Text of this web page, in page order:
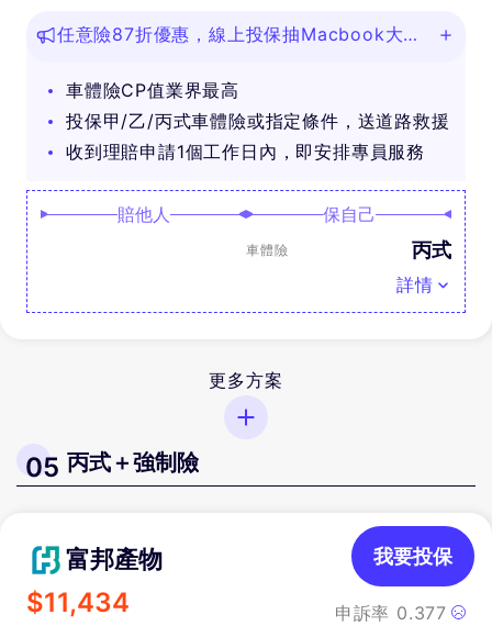
任意險87折優惠，線上投保抽Macbook大
車體險CP值業界最高
投保甲/乙/丙式車體險或指定條件，送道路救援
收到理賠申請1個工作日內，即安排專員服務
賠他人 保自己
車體險 丙式
詳情
更多方案
05 丙式＋強制險
富邦產物
$11,434 申訴率 0.377
我要投保